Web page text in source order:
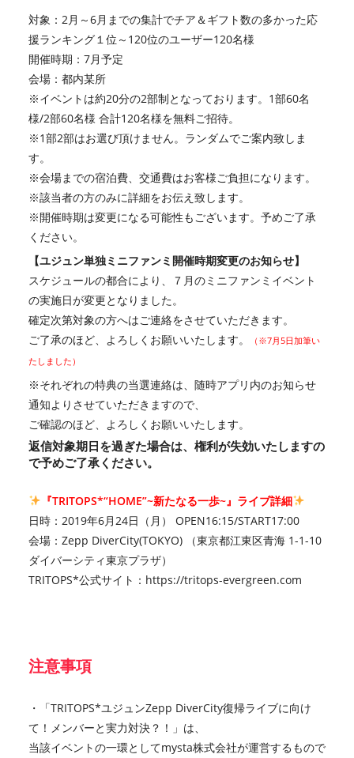
対象：2月～6月までの集計でチア＆ギフト数の多かった応
援ランキング１位～120位のユーザー120名様
開催時期：7月予定
会場：都内某所
※イベントは約20分の2部制となっております。1部60名
様/2部60名様 合計120名様を無料ご招待。
※1部2部はお選び頂けません。ランダムでご案内致しま
す。
※会場までの宿泊費、交通費はお客様ご負担になります。
※該当者の方のみに詳細をお伝え致します。
※開催時期は変更になる可能性もございます。予めご了承
ください。
【ユジュン単独ミニファンミ開催時期変更のお知らせ】
スケジュールの都合により、７月のミニファンミイベント
の実施日が変更となりました。
確定次第対象の方へはご連絡をさせていただきます。
ご了承のほど、よろしくお願いいたします。
（※7月5日加筆い
たしました）
※それぞれの特典の当選連絡は、随時アプリ内のお知らせ
通知よりさせていただきますので、
ご確認のほど、よろしくお願いいたします。
返信対象期日を過ぎた場合は、権利が失効いたしますの
で予めご了承ください。
『TRITOPS*“HOME”~新たなる一歩~』ライブ詳細
日時：2019年6月24日（月） OPEN16:15/START17:00
会場：Zepp DiverCity(TOKYO) （東京都江東区青海 1-1-10
ダイバーシティ東京プラザ）
TRITOPS*公式サイト： https://tritops-evergreen.com
注意事項
・「TRITOPS*ユジュンZepp DiverCity復帰ライブに向け
て！メンバーと実力対決？！」は、
当該イベントの一環としてmysta株式会社が運営するもので